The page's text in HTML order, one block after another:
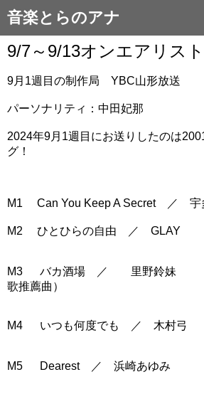
音楽とらのアナ
9/7～9/13オンエアリスト
9月1週目の制作局 YBC山形放送
パーソナリティ：中田妃那
2024年9月1週目にお送りしたのは
グ！
M1 Can You Keep A Secret ／ 宇
M2 ひとひらの自由 ／ GLAY
M3 バカ酒場 ／ 里野鈴妹
歌推薦曲）
M4 いつも何度でも
M5 Dearest ／ 浜崎あゆみ